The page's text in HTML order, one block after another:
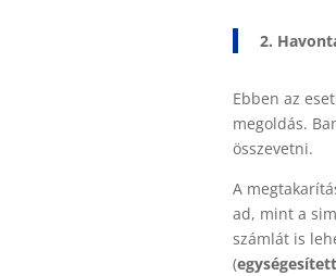
2.
Ebben az
megoldás.
összevetni.
A
ad, mint a
számlát is
(